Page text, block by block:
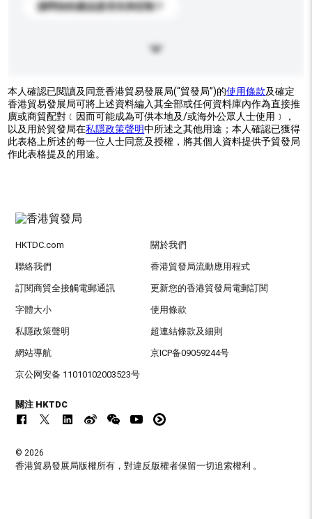
請問你的產品是否支持定制？
本人確認已閱讀及同意香港貿易發展局(“貿發局”)的使用條款及確定
香港貿易發展局可將上述資料編入其全部或任何資料庫內作為直接推
廣或商貿配對﹝因而可能成為可供本地及/或海外公眾人士使用﹞，
以及用於貿發局在私隱政策聲明中所述之其他用途；本人確認已獲得
此表格上所述的每一位人士同意及授權，將其個人資料提供予貿發局
作此表格提及的用途。
HKTDC.com 關於我們
聯絡我們 香港貿發局流動應用程式
訂閱商貿全接觸電郵通訊 更新您的香港貿發局電郵訂閱
字體大小 使用條款
私隱政策聲明 超連結條款及細則
網站導航 京ICP备09059244号
京公网安备 11010102003523号
關注 HKTDC
© 2026
香港貿易發展局版權所有，對違反版權者保留一切追索權利 。